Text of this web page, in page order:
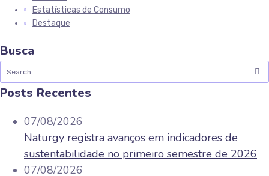
Estatísticas de Consumo
Destaque
Busca
Posts Recentes
07/08/2026
Naturgy registra avanços em indicadores de
sustentabilidade no primeiro semestre de 2026
07/08/2026